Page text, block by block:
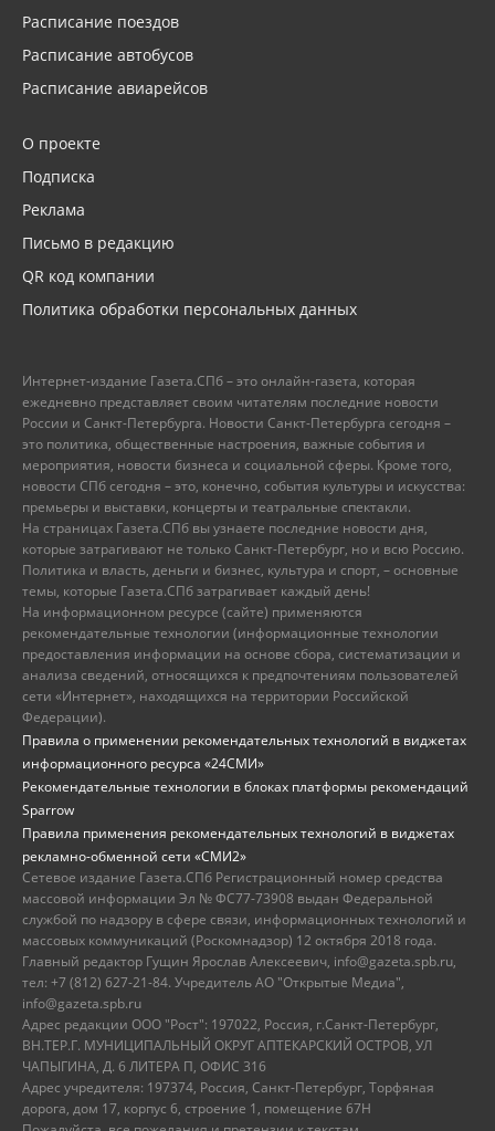
Расписание поездов
Расписание автобусов
Расписание авиарейсов
О проекте
Подписка
Реклама
Письмо в редакцию
QR код компании
Политика обработки персональных данных
Интернет-издание Газета.СПб – это онлайн-газета, которая
ежедневно представляет своим читателям последние новости
России и Санкт-Петербурга. Новости Санкт-Петербурга сегодня –
это политика, общественные настроения, важные события и
мероприятия, новости бизнеса и социальной сферы. Кроме того,
новости СПб сегодня – это, конечно, события культуры и искусства:
премьеры и выставки, концерты и театральные спектакли.
На страницах Газета.СПб вы узнаете последние новости дня,
которые затрагивают не только Санкт-Петербург, но и всю Россию.
Политика и власть, деньги и бизнес, культура и спорт, – основные
темы, которые Газета.СПб затрагивает каждый день!
На информационном ресурсе (сайте) применяются
рекомендательные технологии (информационные технологии
предоставления информации на основе сбора, систематизации и
анализа сведений, относящихся к предпочтениям пользователей
сети «Интернет», находящихся на территории Российской
Федерации).
Правила о применении рекомендательных технологий в виджетах
информационного ресурса «24СМИ»
Рекомендательные технологии в блоках платформы рекомендаций
Sparrow
Правила применения рекомендательных технологий в виджетах
рекламно-обменной сети «СМИ2»
Сетевое издание Газета.СПб Регистрационный номер средства
массовой информации Эл № ФС77-73908 выдан Федеральной
службой по надзору в сфере связи, информационных технологий и
массовых коммуникаций (Роскомнадзор) 12 октября 2018 года.
Главный редактор Гущин Ярослав Алексеевич, info@gazeta.spb.ru,
тел: +7 (812) 627-21-84. Учредитель АО "Открытые Медиа",
info@gazeta.spb.ru
Адрес редакции ООО "Рост": 197022, Россия, г.Санкт-Петербург,
ВН.ТЕР.Г. МУНИЦИПАЛЬНЫЙ ОКРУГ АПТЕКАРСКИЙ ОСТРОВ, УЛ
ЧАПЫГИНА, Д. 6 ЛИТЕРА П, ОФИС 316
Адрес учредителя: 197374, Россия, Санкт-Петербург, Торфяная
дорога, дом 17, корпус 6, строение 1, помещение 67Н